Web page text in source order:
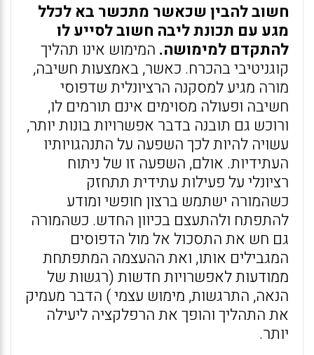
חשוב להבין שכאשר מתכשר בא לכלל
מגע עם תכונת ליבה חשוב לסייע לו
להתקדם למימושה. המימוש אינו תהליך
קוגניטיבי בהכרח. כאשר, באמצעות חשיבה,
מורה מגיע למסקנה הרציונלית שדפוסי
חשיבה ופעולה מסוימים אינם תורמים לו,
ורוכש גם תובנה בדבר אפשרויות בונות יותר,
עשויה להיות לכך השפעה על התנהגויותיו
העתידיות. אולם, השפעה זו של ניתוח
רציונלי על פעילות עתידית תתחזק
כשהמורה ישתמש ברצון חופשי ומודע
להתפתח ולהתעצם בכיוון החדש. כשהמורה
גם חש את התסכול אל מול הדפוסים
המגבילים אותו, ואת ההעצמה המתפתחת
ממודעות לאפשרויות חדשות (רגשות של
הנאה, התרגשות, מימוש עצמי ) הדבר מעמיק
את התהליך והופך את הרפלקציה ליעילה
יותר.